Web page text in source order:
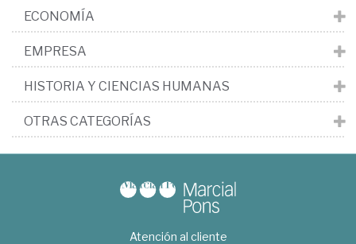
ECONOMÍA
EMPRESA
HISTORIA Y CIENCIAS HUMANAS
OTRAS CATEGORÍAS
Atención al cliente